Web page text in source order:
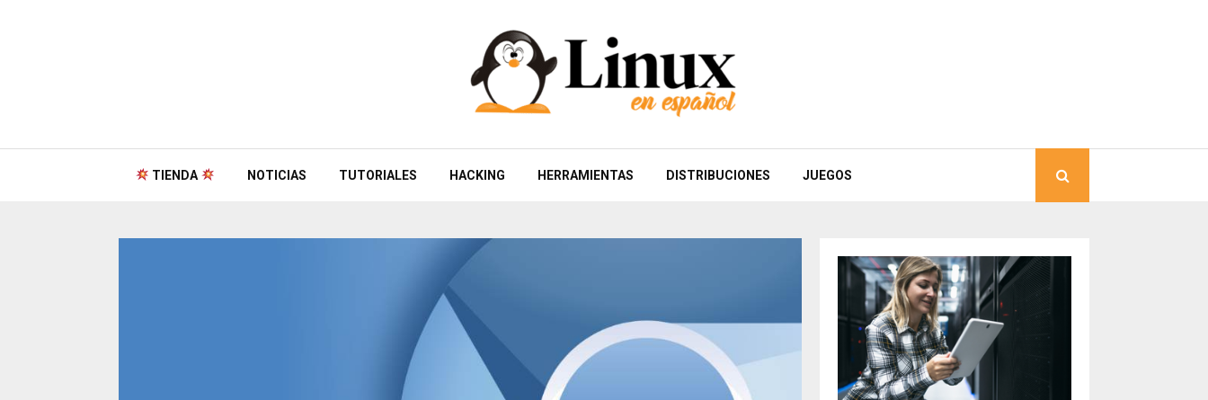
TIENDA NOTICIAS TUTORIALES HACKING HERRAMIENTAS DISTRIBUCIONES JUEGOS